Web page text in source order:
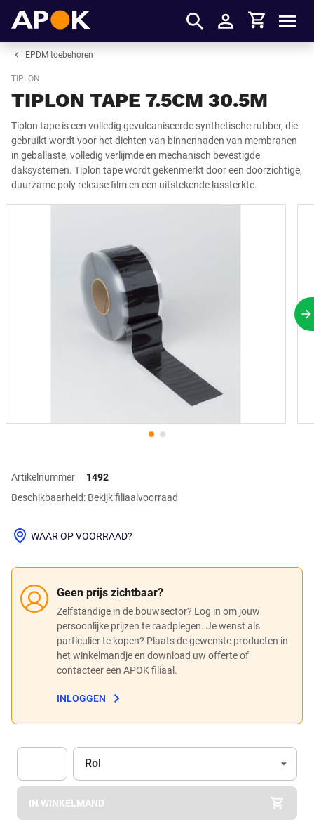
Inloggen
Winkelmandje
EPDM toebehoren
TIPLON
TIPLON TAPE 7.5CM 30.5M
Tiplon tape is een volledig gevulcaniseerde synthetische rubber, die
gebruikt wordt voor het dichten van binnennaden van membranen
in geballaste, volledig verlijmde en mechanisch bevestigde
daksystemen. Tiplon tape wordt gekenmerkt door een doorzichtige,
duurzame poly release film en een uitstekende lassterkte.
Artikelnummer
1492
Beschikbaarheid: Bekijk filiaalvoorraad
Geen prijs zichtbaar?
Zelfstandige in de bouwsector? Log in om jouw
persoonlijke prijzen te raadplegen. Je wenst als
particulier te kopen? Plaats de gewenste producten in
het winkelmandje en download uw offerte of
contacteer een APOK filiaal.
INLOGGEN
WAAR OP VOORRAAD?
Apok.Product.Detail.AddToCart.Quantity (Optioneel)
Eenheid
Rol
IN WINKELMAND